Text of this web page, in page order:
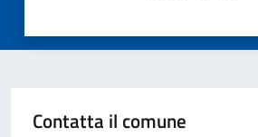
Contatta il comune